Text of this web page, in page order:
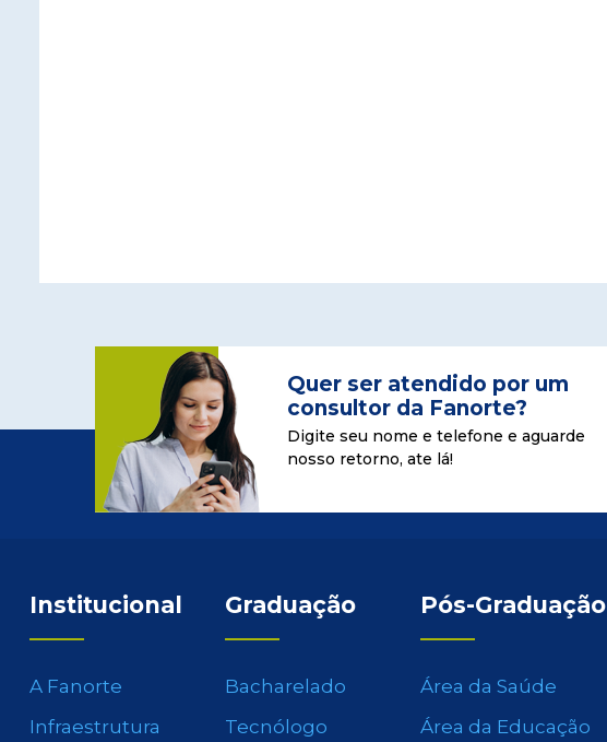
Quer ser atendido por um
consultor da Fanorte?
Digite seu nome e telefone e aguarde
nosso retorno, ate lá!
Institucional
A Fanorte
Infraestrutura
Graduação
Bacharelado
Tecnólogo
Pós-Graduação
Área da Saúde
Área da Educação